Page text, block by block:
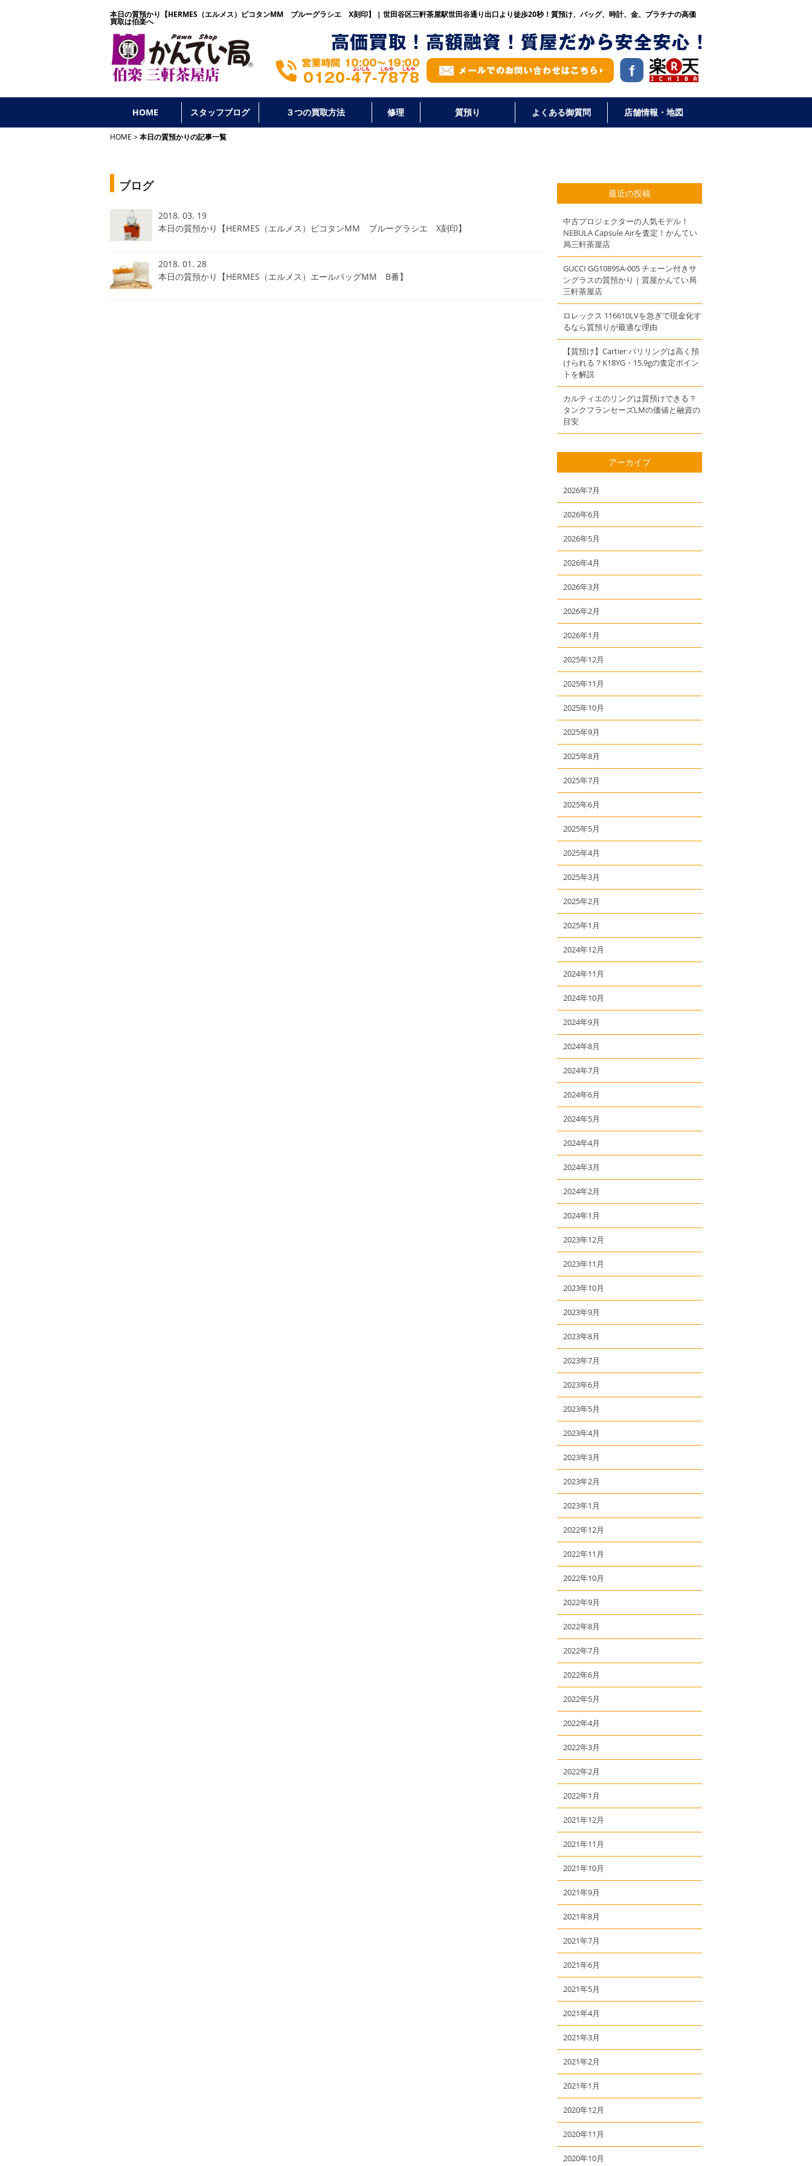
本日の質預かり【HERMES（エルメス）ピコタンMM ブルーグラシエ X刻印】 | 世田谷区三軒茶屋駅世田谷通り出口より徒歩20秒！ 質預け、バッグ、時計、金、プラチナの高価
買取は伯楽へ
HOME スタッフブログ ３つの買取方法 修理 質預り よくある御質問 店舗情報・地図
HOME 本日の質預かりの記事一覧
ブログ
2018. 03. 19
本日の質預かり【HERMES（エルメス）ピコタンMM ブルーグラシエ X刻印】
2018. 01. 28
本日の質預かり【HERMES（エルメス）エールバッグMM B番】
最近の投稿
中古プロジェクターの人気モデル！
NEBULA Capsule Airを査定！かんてい
局三軒茶屋店
GUCCI GG1089SA-005 チェーン付きサ
ングラスの質預かり｜質屋かんてい局
三軒茶屋店
ロレックス 116610LVを急ぎで現金化す
るなら質預りが最適な理由
【質預け】Cartier パリリングは高く預
けられる？K18YG・15.9gの査定ポイン
トを解説
カルティエのリングは質預けできる？
タンクフランセーズLMの価値と融資の
目安
アーカイブ
2026年7月
2026年6月
2026年5月
2026年4月
2026年3月
2026年2月
2026年1月
2025年12月
2025年11月
2025年10月
2025年9月
2025年8月
2025年7月
2025年6月
2025年5月
2025年4月
2025年3月
2025年2月
2025年1月
2024年12月
2024年11月
2024年10月
2024年9月
2024年8月
2024年7月
2024年6月
2024年5月
2024年4月
2024年3月
2024年2月
2024年1月
2023年12月
2023年11月
2023年10月
2023年9月
2023年8月
2023年7月
2023年6月
2023年5月
2023年4月
2023年3月
2023年2月
2023年1月
2022年12月
2022年11月
2022年10月
2022年9月
2022年8月
2022年7月
2022年6月
2022年5月
2022年4月
2022年3月
2022年2月
2022年1月
2021年12月
2021年11月
2021年10月
2021年9月
2021年8月
2021年7月
2021年6月
2021年5月
2021年4月
2021年3月
2021年2月
2021年1月
2020年12月
2020年11月
2020年10月